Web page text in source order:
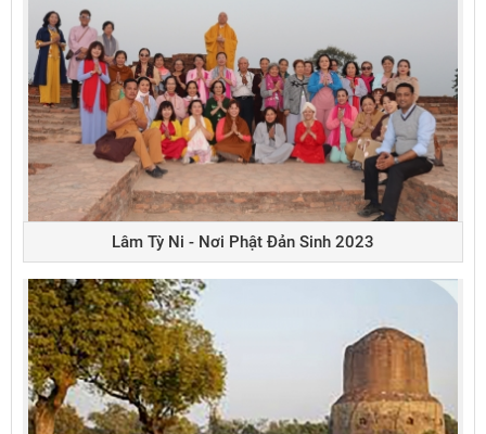
Lâm Tỳ Ni - Nơi Phật Đản Sinh 2023